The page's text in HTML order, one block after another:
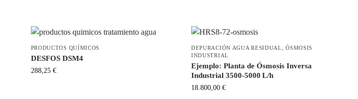
PRODUCTOS QUÍMICOS
DESFOS DSM4
288,25 €
DEPURACIÓN AGUA RESIDUAL ,ÓSMOSIS
INDUSTRIAL
Ejemplo: Planta de Ósmosis Inversa
Industrial 3500-5000 L/h
18.800,00 €